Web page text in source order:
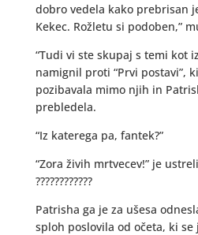
dobro vedela kako prebrisan
Kekec. Rožletu si podoben,”
“Tudi vi ste skupaj s temi kot
namignil proti “Prvi postavi”,
pozibavala mimo njih in
prebledela.
“Iz katerega pa, fantek?”
“Zora živih mrtvecev!” je
????????????
Patrisha ga je za ušesa
sploh poslovila od očeta, ki